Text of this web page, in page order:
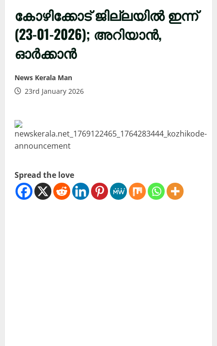
കോഴിക്കോട് ജില്ലയിൽ ഇന്ന്
(23-01-2026); അറിയാൻ,
ഓർക്കാൻ
News Kerala Man
23rd January 2026
Spread the love